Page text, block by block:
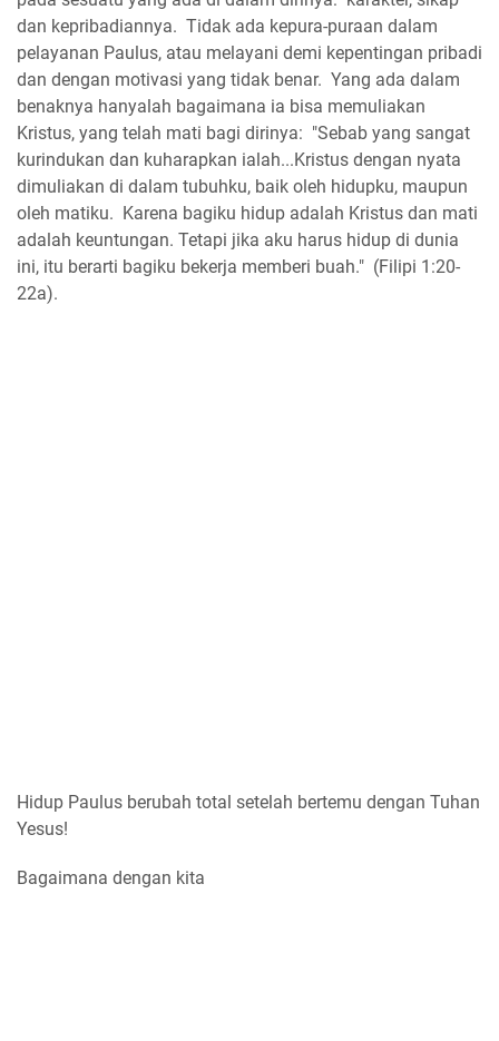
dan kepribadiannya. Tidak ada kepura-puraan dalam
pelayanan Paulus, atau melayani demi kepentingan pribadi
dan dengan motivasi yang tidak benar. Yang ada dalam
benaknya hanyalah bagaimana ia bisa memuliakan
Kristus, yang telah mati bagi dirinya: "Sebab yang sangat
kurindukan dan kuharapkan ialah...Kristus dengan nyata
dimuliakan di dalam tubuhku, baik oleh hidupku, maupun
oleh matiku. Karena bagiku hidup adalah Kristus dan mati
adalah keuntungan. Tetapi jika aku harus hidup di dunia
ini, itu berarti bagiku bekerja memberi buah." (Filipi 1:20-
22a).
Hidup Paulus berubah total setelah bertemu dengan Tuhan
Yesus!
Bagaimana dengan kita